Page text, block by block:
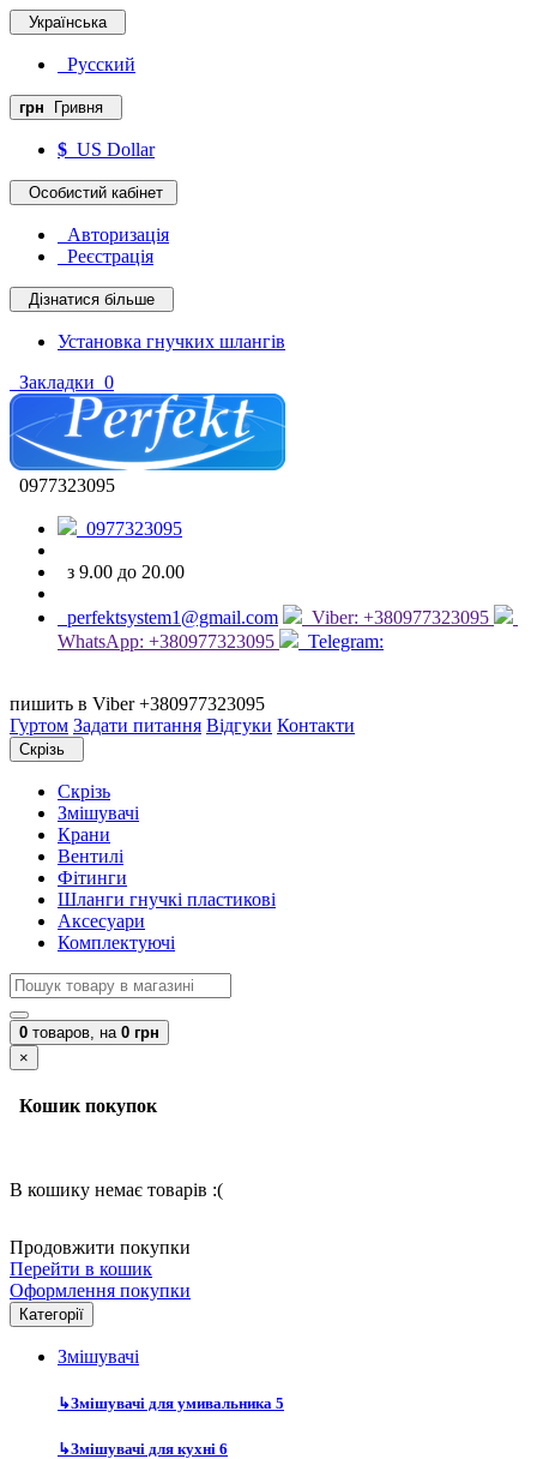
Українська
Русский
грн Гривня
$ US Dollar
Особистий кабінет
Авторизація
Реєстрація
Дізнатися більше
Установка гнучких шлангів
Закладки 0
0977323095
0977323095
з 9.00 до 20.00
perfektsystem1@gmail.com
Viber: +380977323095
WhatsApp: +380977323095
Telegram:
пишить в Viber +380977323095
Гуртом Задати питання Відгуки Контакти
Скрізь
Скрізь
Змішувачі
Крани
Вентилі
Фітинги
Шланги гнучкі пластикові
Аксесуари
Комплектуючі
0 товаров, на 0 грн
×
Кошик покупок
В кошику немає товарів :(
Продовжити покупки
Перейти в кошик
Оформлення покупки
Категорії
Змішувачі
↳Змішувачі для умивальника 5
↳Змішувачі для кухні 6